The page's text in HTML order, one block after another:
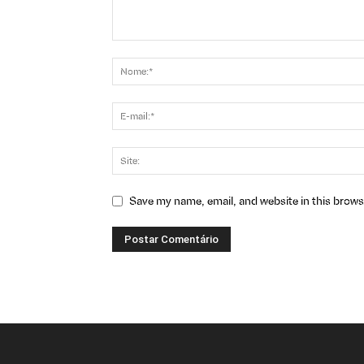
Save my name, email, and website in this